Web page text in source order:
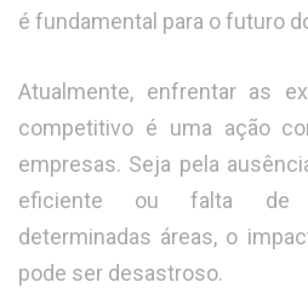
é fundamental para o futuro
Atualmente, enfrentar as
competitivo é uma ação
empresas. Seja pela
eficiente ou falta de
determinadas áreas, o
pode ser desastroso.